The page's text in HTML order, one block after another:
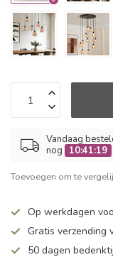
Vandaag
nog
10:41:18
Toevoegen om te
Op werkdagen
Gratis verzending
50 dagen